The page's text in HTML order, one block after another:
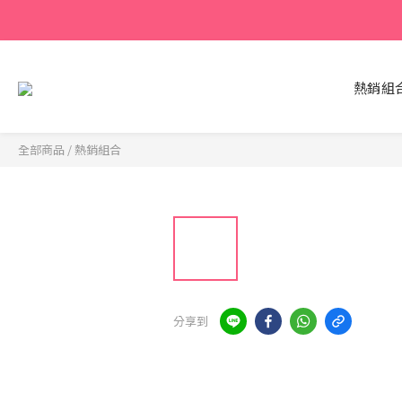
熱銷組
全部商品 /熱銷組合
分享到